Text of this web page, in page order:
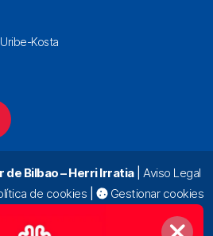
Kosta
de Bilbao – Herri Irratia| Aviso Legal
de cookies
Gestionar cookies
94 423 92 00|